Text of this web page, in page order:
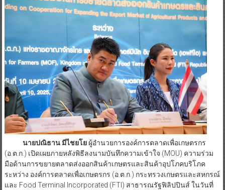
นายปณิธาน มีไชยโยผู้อำนวยการองค์การตลาดเพื่อเกษตรกร
(อ.ต.ก.) เปิดเผยภายหลังพิธีลงนามบันทึกความเข้าใจ (MOU) ความร่วม
มือด้านการขยายตลาดส่งออกสินค้าเกษตรและสินค้าอุปโภคบริโภค
ระหว่าง องค์การตลาดเพื่อเกษตรกร (อ.ต.ก.) กระทรวงเกษตรและสหกรณ์
และ Food Terminal Incorporated (FTI) สาธารณรัฐฟิลิปปินส์ ในวันที่